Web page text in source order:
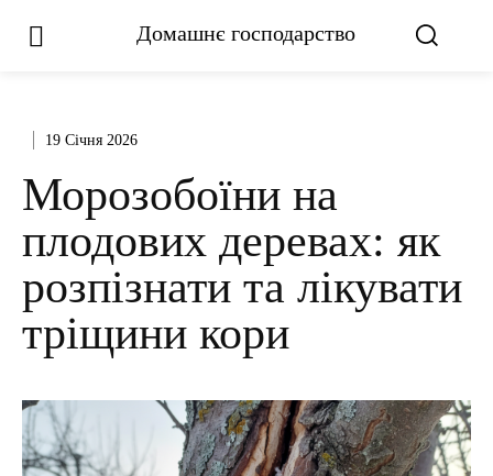
Домашнє господарство
19 Січня 2026
Морозобоїни на
плодових деревах: як
розпізнати та лікувати
тріщини кори